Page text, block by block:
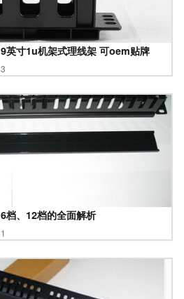
英寸1u机架式理线架 可oem贴牌
档、12档的全面解析